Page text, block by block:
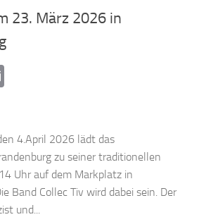
23. März 2026 in
4.April 2026 lädt das
zu seiner traditionellen
Uhr auf dem Markplatz in
Band Collec Tiv wird dabei sein. Der
und...